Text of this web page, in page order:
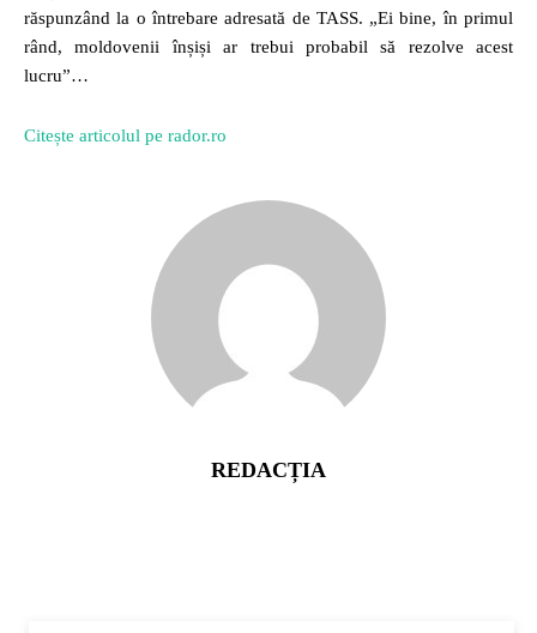
răspunzând la o întrebare adresată de TASS. „Ei bine, în primul
rând, moldovenii înșiși ar trebui probabil să rezolve acest
lucru”…
Citește articolul pe rador.ro
REDACȚIA